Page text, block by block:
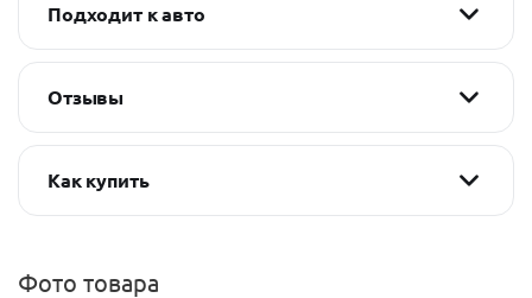
Подходит к авто
Отзывы
Как купить
Фото товара